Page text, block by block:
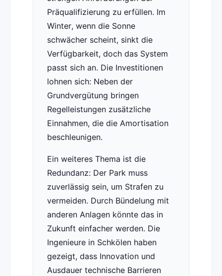
Präqualifizierung zu erfüllen. Im
Winter, wenn die Sonne
schwächer scheint, sinkt die
Verfügbarkeit, doch das System
passt sich an. Die Investitionen
lohnen sich: Neben der
Grundvergütung bringen
Regelleistungen zusätzliche
Einnahmen, die die Amortisation
beschleunigen.
Ein weiteres Thema ist die
Redundanz: Der Park muss
zuverlässig sein, um Strafen zu
vermeiden. Durch Bündelung mit
anderen Anlagen könnte das in
Zukunft einfacher werden. Die
Ingenieure in Schkölen haben
gezeigt, dass Innovation und
Ausdauer technische Barrieren